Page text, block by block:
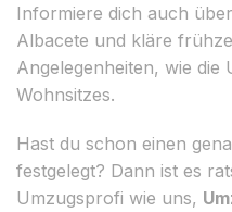
Informiere dich auch
Albacete und kläre
Angelegenheiten, wie die
Wohnsitzes.
Hast du schon einen
festgelegt? Dann ist es
Umzugsprofi wie uns,